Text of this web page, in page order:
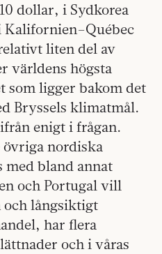
dollar, i Sydkorea
liten del av
världens högsta
som ligger bakom det
Bryssels klimatmål.
enigt i frågan.
övriga nordiska
bland annat
och Portugal vill
och långsiktigt
har flera
och i våras